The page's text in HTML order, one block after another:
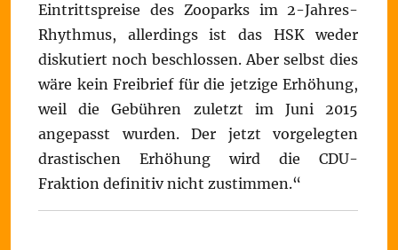
Eintrittspreise des Zooparks im 2-Jahres-
Rhythmus, allerdings ist das HSK weder
diskutiert noch beschlossen. Aber selbst dies
wäre kein Freibrief für die jetzige Erhöhung,
weil die Gebühren zuletzt im Juni 2015
angepasst wurden. Der jetzt vorgelegten
drastischen Erhöhung wird die CDU-
Fraktion definitiv nicht zustimmen.“